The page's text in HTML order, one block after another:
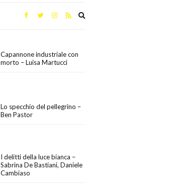
Capannone industriale con
morto – Luisa Martucci
Lo specchio del pellegrino –
Ben Pastor
I delitti della luce bianca –
Sabrina De Bastiani, Daniele
Cambiaso